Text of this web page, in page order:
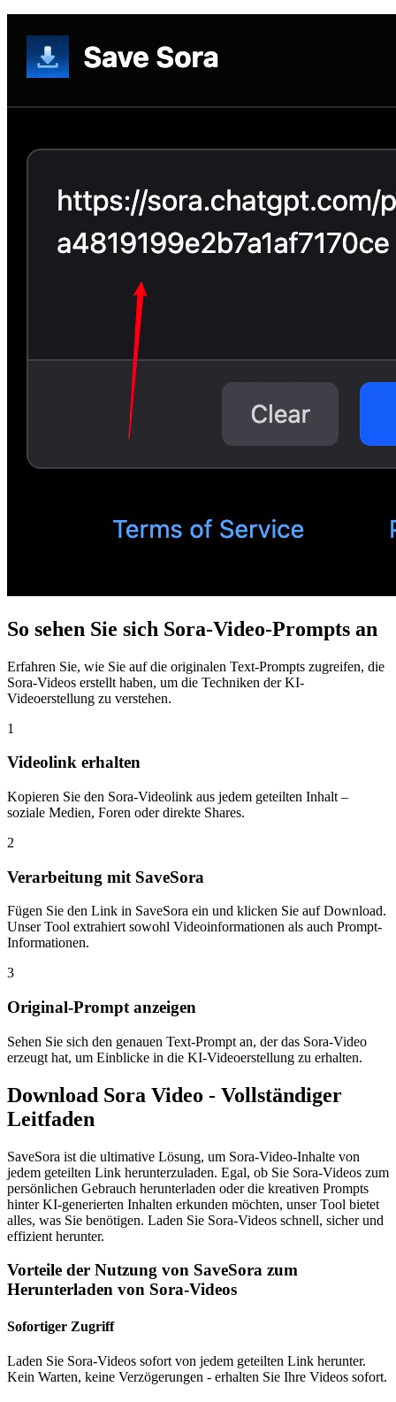
So sehen Sie sich Sora-Video-Prompts an
Erfahren Sie, wie Sie auf die originalen Text-Prompts zugreifen, die
Sora-Videos erstellt haben, um die Techniken der KI-
Videoerstellung zu verstehen.
1
Videolink erhalten
Kopieren Sie den Sora-Videolink aus jedem geteilten Inhalt –
soziale Medien, Foren oder direkte Shares.
2
Verarbeitung mit SaveSora
Fügen Sie den Link in SaveSora ein und klicken Sie auf Download.
Unser Tool extrahiert sowohl Videoinformationen als auch Prompt-
Informationen.
3
Original-Prompt anzeigen
Sehen Sie sich den genauen Text-Prompt an, der das Sora-Video
erzeugt hat, um Einblicke in die KI-Videoerstellung zu erhalten.
Download Sora Video - Vollständiger
Leitfaden
SaveSora ist die ultimative Lösung, um Sora-Video-Inhalte von
jedem geteilten Link herunterzuladen. Egal, ob Sie Sora-Videos zum
persönlichen Gebrauch herunterladen oder die kreativen Prompts
hinter KI-generierten Inhalten erkunden möchten, unser Tool bietet
alles, was Sie benötigen. Laden Sie Sora-Videos schnell, sicher und
effizient herunter.
Vorteile der Nutzung von SaveSora zum
Herunterladen von Sora-Videos
Sofortiger Zugriff
Laden Sie Sora-Videos sofort von jedem geteilten Link herunter.
Kein Warten, keine Verzögerungen - erhalten Sie Ihre Videos sofort.